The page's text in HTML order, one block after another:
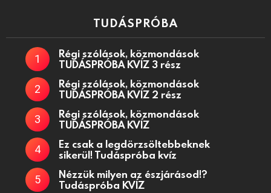
TUDÁSPRÓBA
Régi szólások, közmondások
TUDÁSPRÓBA KVÍZ 3 rész
Régi szólások, közmondások
TUDÁSPRÓBA KVÍZ 2 rész
Régi szólások, közmondások
TUDÁSPRÓBA KVÍZ
Ez csak a legdörzsöltebbeknek
sikerül! Tudáspróba kvíz
Nézzük milyen az észjárásod!?
Tudáspróba KVÍZ